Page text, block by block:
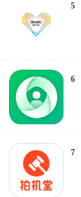
5
6
7